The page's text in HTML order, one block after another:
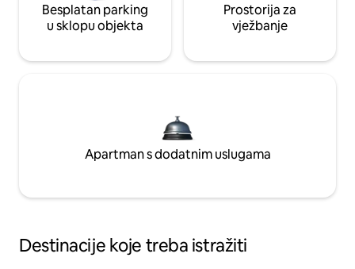
Besplatan parking
u sklopu objekta
Prostorija za
vježbanje
Apartman s dodatnim uslugama
Destinacije koje treba istražiti